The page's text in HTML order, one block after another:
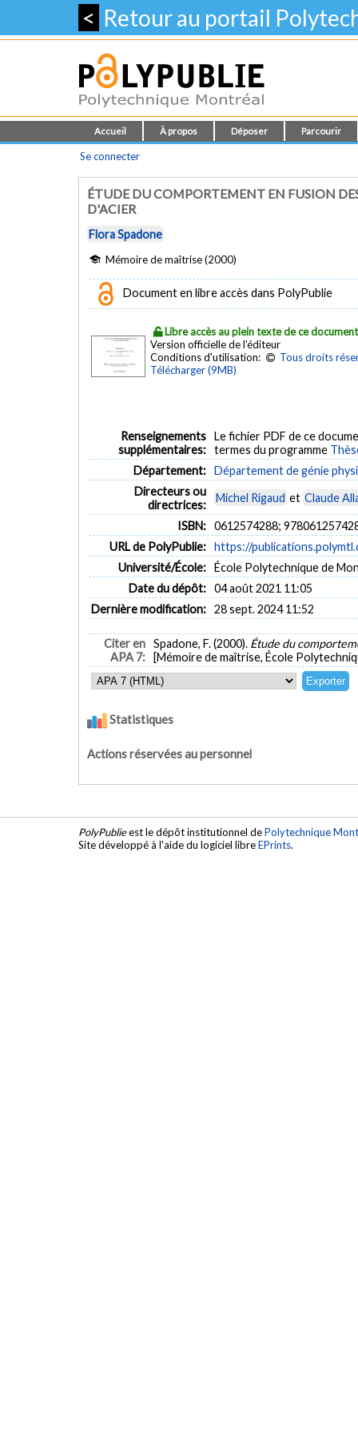
< Retour au portail
Accueil À propos Déposer Parcourir
Se connecter
ÉTUDE DU COMPORTEMENT EN FUSION
D'ACIER
Flora Spadone
Mémoire de maîtrise (2000)
Document en libre accès dans PolyPublie
Libre accès au plein texte de ce document
Version officielle de l'éditeur
Conditions d'utilisation:
Tous droits
Télécharger (9MB)
Renseignements
supplémentaires:
Le fichier PDF de ce
termes du programme
Département: Département de génie
Directeurs ou
directrices:
Michel Rigaud et Claude
ISBN: 0612574288;
URL de PolyPublie: https://
Université/École: École Polytechnique de
Date du dépôt: 04 août 2021 11:05
Dernière modification: 28 sept. 2024 11:52
Citer en
APA 7:
Spadone, F. (2000). Étude du
[Mémoire de maîtrise, École
Statistiques
Actions réservées au personnel
PolyPublieest le dépôt institutionnel dePolytechnique
Site développé à l'aide du logiciel libreEPrints.